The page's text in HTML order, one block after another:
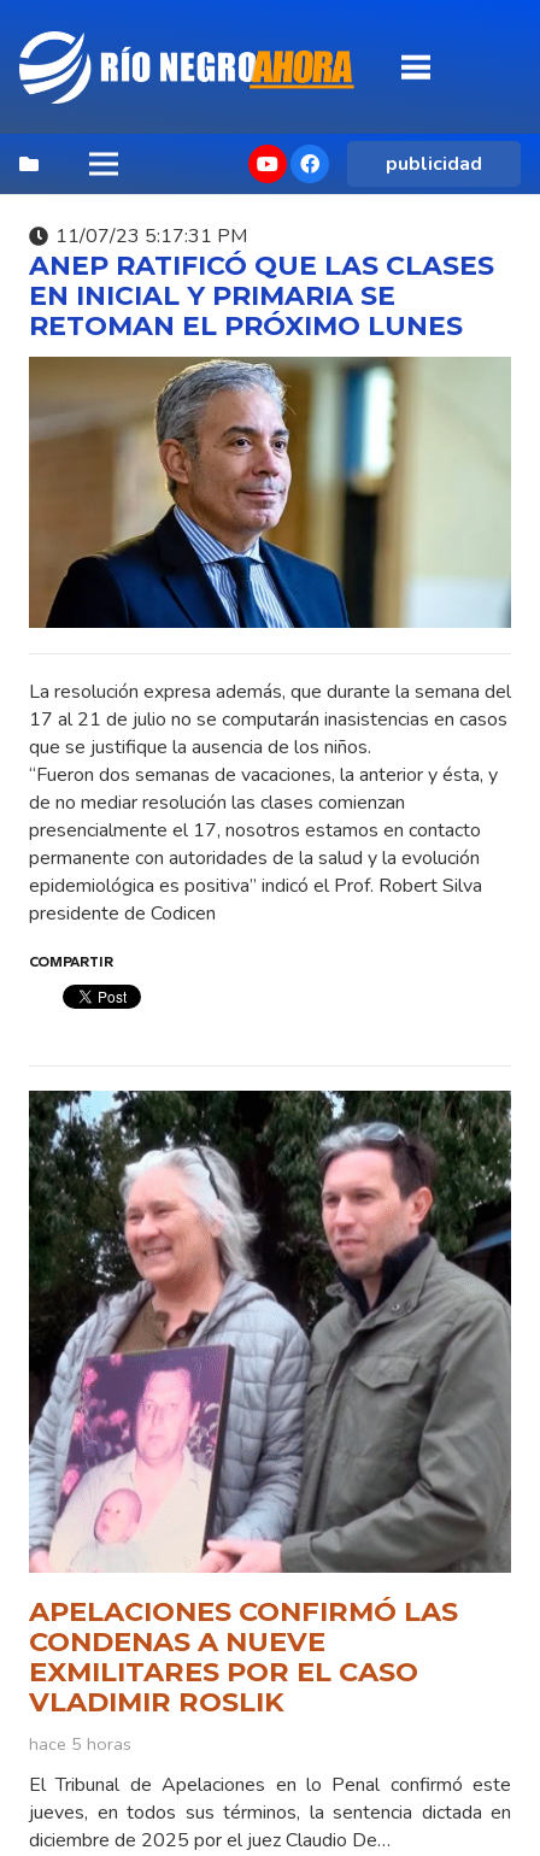
publicidad
11/07/23 5:17:31 PM
ANEP RATIFICÓ QUE LAS CLASES
EN INICIAL Y PRIMARIA SE
RETOMAN EL PRÓXIMO LUNES
La resolución expresa además, que durante la semana del
17 al 21 de julio no se computarán inasistencias en casos
que se justifique la ausencia de los niños.
“Fueron dos semanas de vacaciones, la anterior y ésta, y
de no mediar resolución las clases comienzan
presencialmente el 17, nosotros estamos en contacto
permanente con autoridades de la salud y la evolución
epidemiológica es positiva” indicó el Prof. Robert Silva
presidente de Codicen
COMPARTIR
APELACIONES CONFIRMÓ LAS
CONDENAS A NUEVE
EXMILITARES POR EL CASO
VLADIMIR ROSLIK
hace 5 horas
El Tribunal de Apelaciones en lo Penal confirmó este
jueves, en todos sus términos, la sentencia dictada en
diciembre de 2025 por el juez Claudio De…